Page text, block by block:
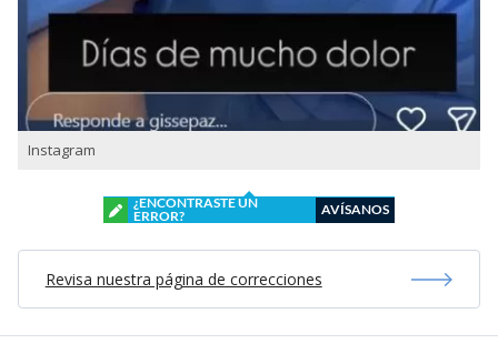
Instagram
¿ENCONTRASTE UN
ERROR?
AVÍSANOS
Revisa nuestra página de correcciones